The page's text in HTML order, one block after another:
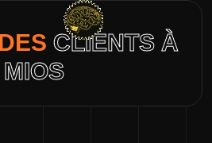
CLIENTS À
MIOS